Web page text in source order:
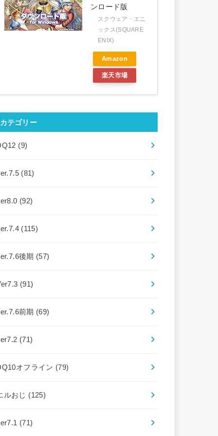
ンロード版
スクウェア・エニ
ックス(SQUARE
ENIX)
Amazon
楽天市場
カテゴリー
(9)
(81)
(92)
(115)
後期 (57)
(91)
前期 (69)
(71)
オフライン (79)
ルおじ (125)
(71)